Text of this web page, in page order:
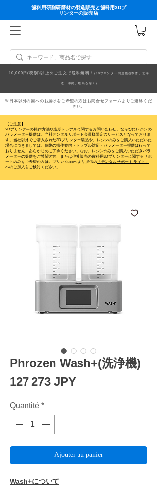
歯科用研削研磨材の製造販売と歯科用3Dプ
リンターの販売店
10,000円(税別)以上のご注文で送料無料！ (3Dプリンター関連機器本体、北海
道、沖縄、離島を除く)
※日本以外の国へのお届けをご希望の方はお問合せフォーム よりご連絡くだ
さい。
【ご注意】
3Dプリンターの操作方法や造形トラブルに関するお問い合わせ、ならびにレジンの
パラメーター提供は、当社デンタルサポート会員様限定のサービスとなっておりま
す。当社以外でご購入された3Dプリンター製品や、レジンのみをご購入いただいた
場合につきましては、個別の操作案内・トラブル対応・パラメーター提供は行って
おりません。 あらかじめご了承ください。なお、レジンのみをご購入いただきパラ
メーターの提供をご希望の方、または他社販売の歯科用3Dプリンターに関するサポ
ートのみをご希望の方は、プリンタ.com より提供の 「デンタルサポート ライト」
へのご加入をご検討ください。
Phrozen Wash+(洗浄機)
127 273 JPYPrix
Quantité *
Ajouter au panier
Wash+について